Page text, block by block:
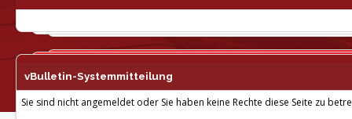
vBulletin-Systemmitteilung
Sie sind nicht angemeldet oder Sie haben keine Rechte diese Seite zu